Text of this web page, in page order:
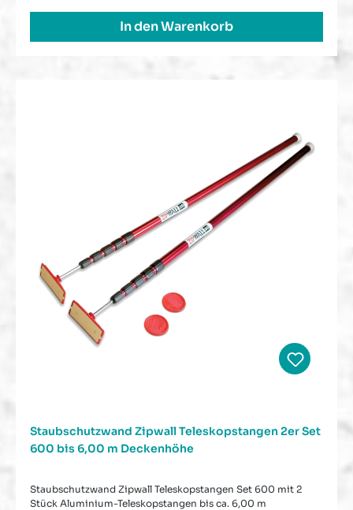
In den Warenkorb
Staubschutzwand Zipwall Teleskopstangen 2er Set
600 bis 6,00 m Deckenhöhe
Staubschutzwand Zipwall Teleskopstangen Set 600 mit 2
Stück Aluminium-Teleskopstangen bis ca. 6,00 m